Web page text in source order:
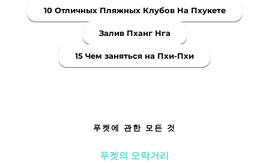
10 Отличных Пляжных Клубов На Пхукете
Залив Пханг Нга
15 Чем заняться на Пхи-Пхи
푸켓에 관한 모든 것
푸켓의 오락거리